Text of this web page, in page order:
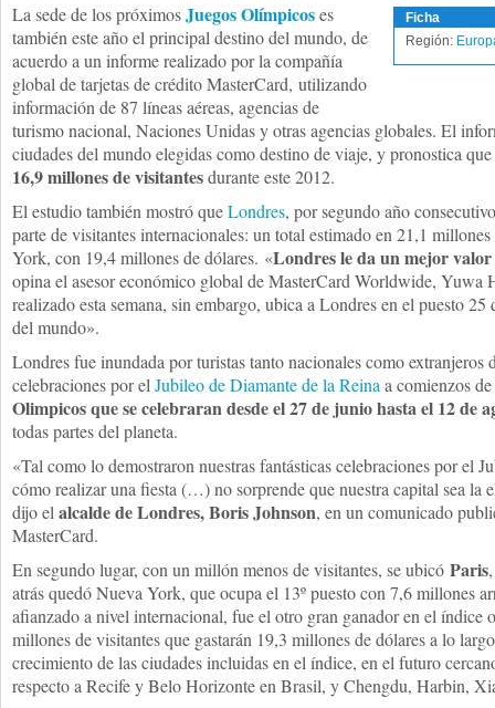
Ficha
Región:
La sede de los próximosJuegos Olímpicoses
también este año el principal destino del mundo, de
acuerdo a un informe realizado por la compañía
global de tarjetas de crédito MasterCard, utilizando
información de 87 líneas aéreas, agencias de
turismo nacional, Naciones Unidas y otras agencias globales. El
ciudades del mundo elegidas como destino de viaje, y pronostica
16,9 millones de visitantesdurante este 2012.
El estudio también mostró queLondres, por segundo año
parte de visitantes internacionales: un total estimado en 21,1
York, con 19,4 millones de dólares. «Londres le da un mejor
opina el asesor económico global de MasterCard Worldwide, Yuwa
realizado esta semana, sin embargo, ubica a Londres en el puesto 25
del mundo».
Londres fue inundada por turistas tanto nacionales como extranjeros
celebraciones por el Jubileo de Diamante de la Reina a comienzos
Olimpicos que se celebraran desde el 27 de junio hasta el 12 de
todas partes del planeta.
«Tal como lo demostraron nuestras fantásticas celebraciones por el
cómo realizar una fiesta (…) no sorprende que nuestra capital sea la
dijo el alcalde de Londres, Boris Johnson, en un comunicado
MasterCard.
En segundo lugar, con un millón menos de visitantes, se ubicó Paris
atrás quedó Nueva York, que ocupa el 13º puesto con 7,6 millones
afianzado a nivel internacional, fue el otro gran ganador en el índice
millones de visitantes que gastarán 19,3 millones de dólares a lo
crecimiento de las ciudades incluidas en el índice, en el futuro
respecto a Recife y Belo Horizonte en Brasil, y Chengdu, Harbin,